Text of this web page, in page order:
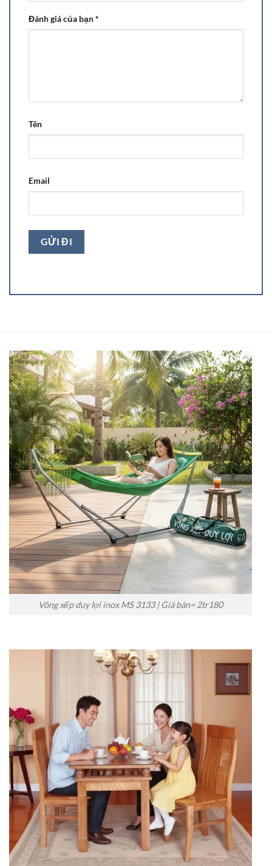
Đánh giá của bạn*
Tên
Email
Võng xếp duy lợi inox MS 3133 | Giá bán= 2tr180